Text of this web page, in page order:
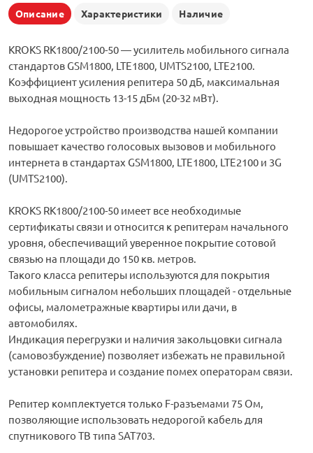
Описание Характеристики Наличие
KROKS RK1800/2100-50 — усилитель мобильного сигнала
стандартов GSM1800, LTE1800, UMTS2100, LTE2100.
Коэффициент усиления репитера 50 дБ, максимальная
выходная мощность 13-15 дБм (20-32 мВт).
Недорогое устройство производства нашей компании
повышает качество голосовых вызовов и мобильного
интернета в стандартах GSM1800, LTE1800, LTE2100 и 3G
(UMTS2100).
KROKS RK1800/2100-50 имеет все необходимые
сертификаты связи и относится к репитерам начального
уровня, обеспечиващий уверенное покрытие сотовой
связью на площади до 150 кв. метров.
Такого класса репитеры используются для покрытия
мобильным сигналом небольших площадей - отдельные
офисы, малометражные квартиры или дачи, в
автомобилях.
Индикация перегрузки и наличия закольцовки сигнала
(самовозбуждение) позволяет избежать не правильной
установки репитера и создание помех операторам связи.
Репитер комплектуется только F-разъемами 75 Ом,
позволяющие использовать недорогой кабель для
спутникового ТВ типа SAT703.